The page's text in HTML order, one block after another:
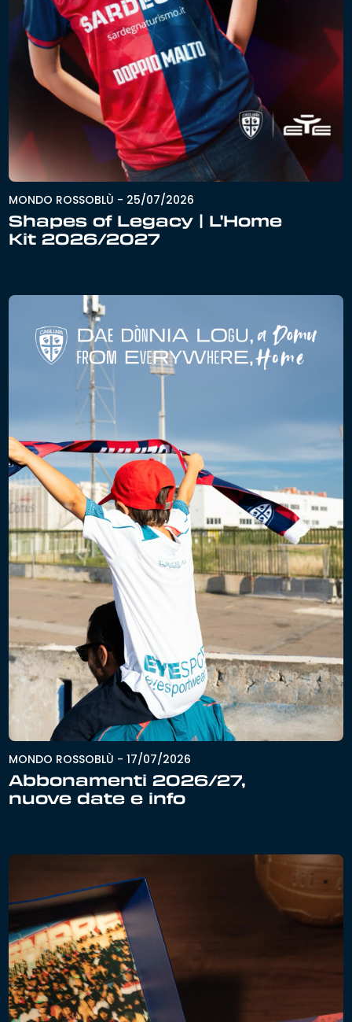
MONDO ROSSOBLÙ - 25/07/2026
Shapes of Legacy | L'Home
Kit 2026/2027
MONDO ROSSOBLÙ - 17/07/2026
Abbonamenti 2026/27,
nuove date e info